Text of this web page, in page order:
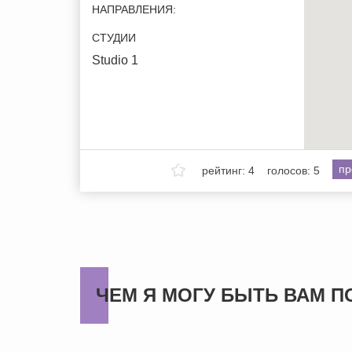
рейтинг: 4 голосов: 5
НАПРАВЛЕНИЯ:
СТУДИИ
Studio 1
ЧЕМ Я МОГУ БЫТЬ ВАМ